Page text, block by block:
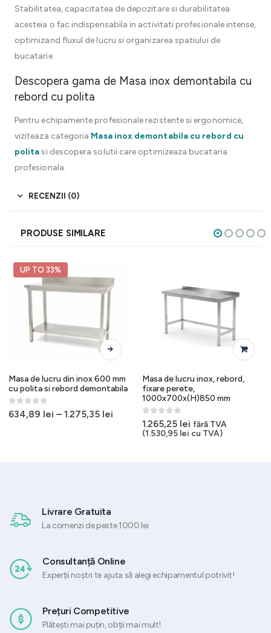
Stabilitatea, capacitatea de depozitare si durabilitatea
acesteia o fac indispensabila in activitati profesionale intense,
optimizand fluxul de lucru si organizarea spatiului de
bucatarie.
Descopera gama de Masa inox demontabila cu
rebord cu polita
Pentru echipamente profesionale rezistente si ergonomice,
viziteaza categoria Masa inox demontabila cu rebord cu
politasi descopera solutii care optimizeaza bucataria
profesionala.
RECENZII (0)
PRODUSE SIMILARE
UP TO 33%
Acest produs are mai multe variații. Opțiunile pot fi alese în pagina produsului.
Masa de lucru din inox 600 mm
cu polita si rebord demontabila
0out of 5
634,89 lei – 1.275,35 lei
Masa de lucru inox, rebord,
fixare perete,
1000x700x(H)850 mm
0 out of 5
1.265,25 lei fără TVA
(1.530,95 lei cu TVA)
Livrare Gratuita
La comenzi de peste 1000 lei
Consultanță Online
Experții noștri te ajuta să alegi echipamentul potrivit!
Prețuri Competitive
Plătești mai puțin, obții mai mult!